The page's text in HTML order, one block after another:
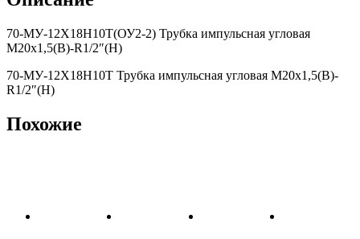
70-МУ-12Х18Н10Т(ОУ2-2) Трубка импульсная угловая
М20х1,5(В)-R1/2″(Н)
70-МУ-12Х18Н10Т Трубка импульсная угловая М20х1,5(В)-
R1/2″(Н)
Похожие